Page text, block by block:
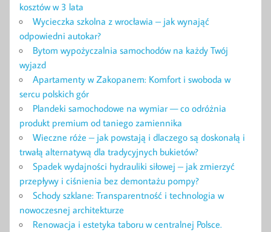
kosztów w 3 lata
Wycieczka szkolna z wrocławia – jak wynająć
odpowiedni autokar?
Bytom wypożyczalnia samochodów na każdy Twój
wyjazd
Apartamenty w Zakopanem: Komfort i swoboda w
sercu polskich gór
Plandeki samochodowe na wymiar — co odróżnia
produkt premium od taniego zamiennika
Wieczne róże – jak powstają i dlaczego są doskonałą i
trwałą alternatywą dla tradycyjnych bukietów?
Spadek wydajności hydrauliki siłowej – jak zmierzyć
przepływy i ciśnienia bez demontażu pompy?
Schody szklane: Transparentność i technologia w
nowoczesnej architekturze
Renowacja i estetyka taboru w centralnej Polsce.